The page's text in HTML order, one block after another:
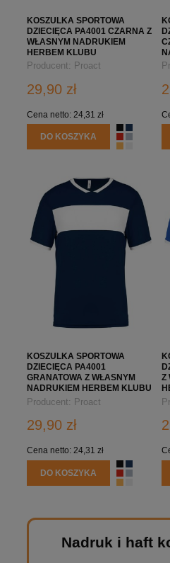
KOSZULKA SPORTOWA
DZIECIĘCA PA4001 CZARNA Z
WŁASNYM NADRUKIEM
HERBEM KLUBU
Producent: Proact
29,90 zł
Cena netto: 24,31 zł
DO KOSZYKA
KOSZULKA SPORTOWA
DZIECIĘCA PA4001
GRANATOWA Z WŁASNYM
NADRUKIEM HERBEM KLUBU
Producent: Proact
29,90 zł
Cena netto: 24,31 zł
DO KOSZYKA
Z
Nadruk i haft